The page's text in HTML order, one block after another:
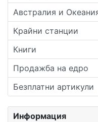
Австралия и
Крайни станции
Книги
Продажба на едро
Безплатни артикули
Информация